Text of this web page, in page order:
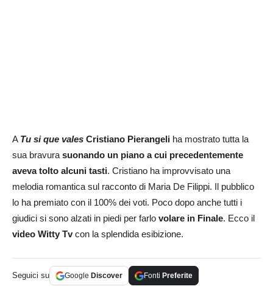
A Tu si que vales Cristiano Pierangeli ha mostrato tutta la
sua bravurasuonando un piano a cui precedentemente
aveva tolto alcuni tasti. Cristiano ha improvvisato una
melodia romantica sul racconto di Maria De Filippi. Il pubblico
lo ha premiato con il 100% dei voti. Poco dopo anche tutti i
giudici si sono alzati in piedi per farlo volare in Finale. Ecco il
video Witty Tvcon la splendida esibizione.
Seguici su Google Discover Fonti Preferite